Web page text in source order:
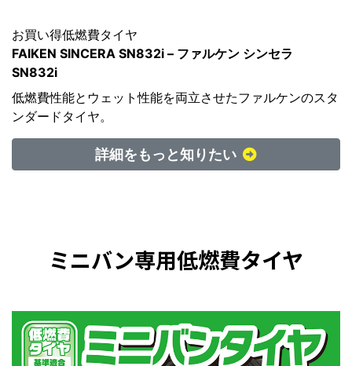
お買い得低燃費タイヤ
FAIKEN SINCERA SN832i – ファルケン シンセラ
SN832i
低燃費性能とウェット性能を両立させたファルケンのスタ
ンダードタイヤ。
詳細をもっと知りたい
ミニバン専用低燃費タイヤ